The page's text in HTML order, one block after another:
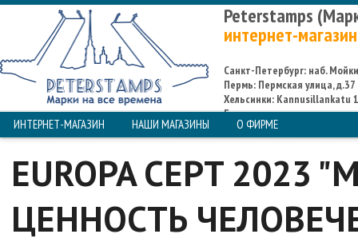
Peterstamps
интернет-магазин
Санкт-Петербург: наб.
Пермь: Пермская улица, д.37
Хельсинки: Kannusillankatu
Espoo
ИНТЕРНЕТ-МАГАЗИН НАШИ МАГАЗИНЫ О ФИРМЕ
EUROPA CEPT
ЦЕННОСТЬ